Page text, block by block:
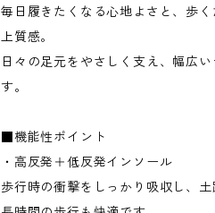
毎日履きたくなる心地よさと、歩
上質感。
日々の足元をやさしく支え、幅広
す。
■機能性ポイント
・高反発＋低反発インソール
歩行時の衝撃をしっかり吸収し、土